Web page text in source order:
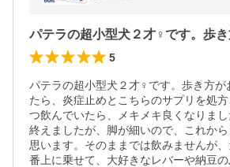
5
パテラの超小型犬２才♀です。歩き方が
たら、炎症止めとこちらのサプリを処
つ飲んでいたら、メキメキ良くなりま
終えましたが、脚が細いので、これか
思います。そのままでは飲みませんが
番上に乗せて、大好きなレバーや納豆